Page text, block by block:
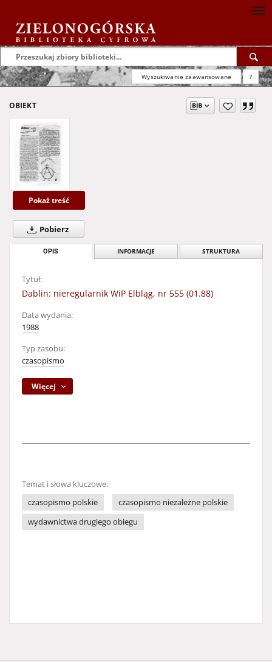
Wyszukiwanie zaawansowane ?
OBIEKT
Pokaż treść
Pobierz
OPIS INFORMACJE STRUKTURA
Tytuł:
Dablin: nieregularnik WiP Elbląg, nr 555 (01.88)
Data wydania:
1988
Typ zasobu:
czasopismo
Więcej
Temat i słowa kluczowe:
czasopismo polskie
czasopismo niezależne polskie
wydawnictwa drugiego obiegu